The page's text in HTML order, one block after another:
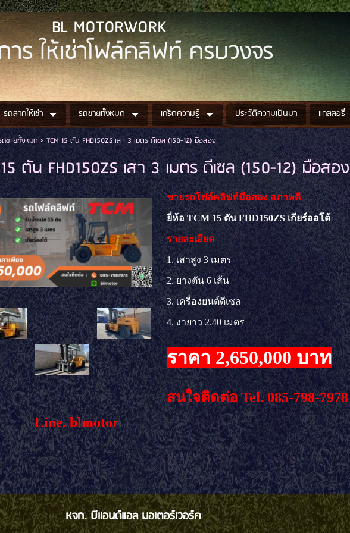
ร ให้เช่าโฟล์คลิฟท์ ครบวงจร
รถลากให้เช่า รถขายทั้งหมด เกร็ดความรู้ ประวัติความเป็นมา แกลลอรี่
ถขายทั้งหมด> TCM 15 ตัน FHD150ZS เสา 3 เมตร ดีเซล (150-12) มือสอง
ตัน FHD150ZS เสา 3 เมตร ดีเซล (150-12) มือสอง
ขายรถโฟล์คลิฟท์มือสอง สภาพดี
ยี่ห้อ TCM 15 ตัน FHD150ZS เกียร์ออโต้
รายละเอียด
1. เสาสูง 3 เมตร
2. ยางตัน 6 เส้น
3. เครื่องยนต์ดีเซล
4. งายาว 2.40 เมตร
ราคา 2,650,000 บาท
สนใจติดต่อ Tel.085-798-7978
blmotor
หจก. บีแอนด์แอล มอเตอร์เวอร์ค